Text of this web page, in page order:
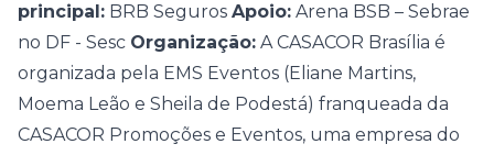
principal: BRB Seguros Apoio: Arena BSB – Sebrae
no DF - Sesc Organização: A CASACOR Brasília é
organizada pela EMS Eventos (Eliane Martins,
Moema Leão e Sheila de Podestá) franqueada da
CASACOR Promoções e Eventos, uma empresa do